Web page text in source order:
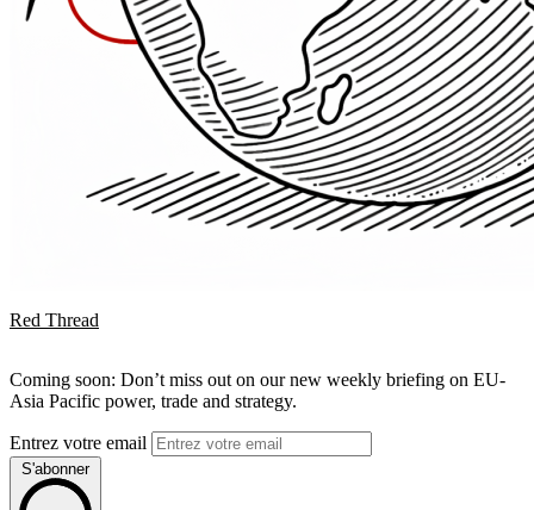
Red Thread
Coming soon: Don’t miss out on our new weekly briefing on EU-
Asia Pacific power, trade and strategy.
Entrez votre email
S'abonner